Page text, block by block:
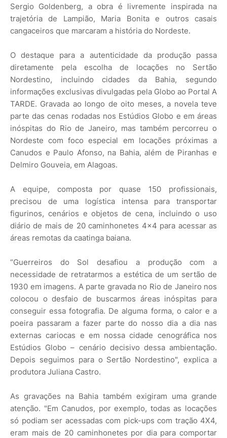
Sergio Goldenberg, a obra é livremente inspirada na
trajetória de Lampião, Maria Bonita e outros casais
cangaceiros que marcaram a história do Nordeste.
O destaque para a autenticidade da produção passa
diretamente pela escolha de locações no Sertão
Nordestino, incluindo cidades da Bahia, segundo
informações exclusivas divulgadas pela Globo ao Portal A
TARDE. Gravada ao longo de oito meses, a novela teve
parte das cenas rodadas nos Estúdios Globo e em áreas
inóspitas do Rio de Janeiro, mas também percorreu o
Nordeste com foco especial em locações próximas a
Canudos e Paulo Afonso, na Bahia, além de Piranhas e
Delmiro Gouveia, em Alagoas.
A equipe, composta por quase 150 profissionais,
precisou de uma logística intensa para transportar
figurinos, cenários e objetos de cena, incluindo o uso
diário de mais de 20 caminhonetes 4x4 para acessar as
áreas remotas da caatinga baiana.
“Guerreiros do Sol desafiou a produção com a
necessidade de retratarmos a estética de um sertão de
1930 em imagens. A parte gravada no Rio de Janeiro nos
colocou o desfaio de buscarmos áreas inóspitas para
conseguir essa fotografia. De alguma forma, o calor e a
poeira passaram a fazer parte do nosso dia a dia nas
externas cariocas e em nossa cidade cenográfica nos
Estúdios Globo – cenário decisivo dessa ambientação.
Depois seguimos para o Sertão Nordestino", explica a
produtora Juliana Castro.
As gravações na Bahia também exigiram uma grande
atenção. "Em Canudos, por exemplo, todas as locações
só podiam ser acessadas com pick-ups com tração 4X4,
eram mais de 20 caminhonetes por dia para comportar